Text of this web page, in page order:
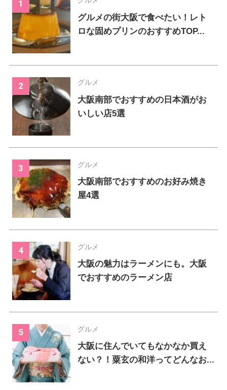
グルメの街大阪で食べたい！レト
ロな固めプリンのおすすめTOP...
グルメ
大阪南部でおすすめの日本酒がお
いしい店5選
グルメ
大阪南部でおすすめのお好み焼き
屋4選
グルメ
大阪の魅力はラーメンにも。大阪
でおすすめのラーメン店
グルメ
大阪に住んでいてもなかなか買え
ない？！粟玄の和洋ってどんなお...